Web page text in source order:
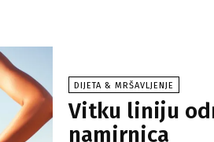
DIJETA & MRŠAVLJENJE
Vitku liniju
namirnica